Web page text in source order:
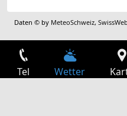
Daten © by MeteoSchweiz,
Tel Wetter